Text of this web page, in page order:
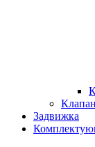
Задвижка